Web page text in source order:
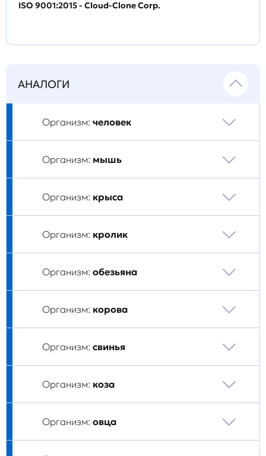
ISO 9001:2015 - Cloud-Clone Corp.
АНАЛОГИ
Организм: человек
Организм: мышь
Организм: крыса
Организм: кролик
Организм: обезьяна
Организм: корова
Организм: свинья
Организм: коза
Организм: овца